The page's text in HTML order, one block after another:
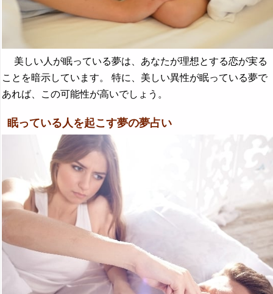
美しい人が眠っている夢は、あなたが理想とする恋が実る
ことを暗示しています。 特に、美しい異性が眠っている夢で
あれば、この可能性が高いでしょう。
眠っている人を起こす夢の夢占い